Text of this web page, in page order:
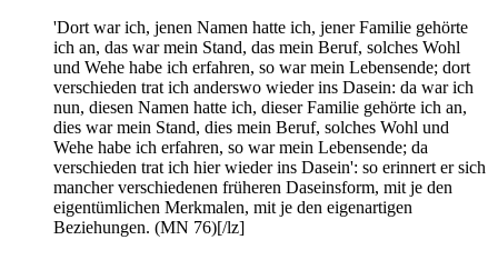
'Dort war ich, jenen Namen hatte ich, jener Familie gehörte
ich an, das war mein Stand, das mein Beruf, solches Wohl
und Wehe habe ich erfahren, so war mein Lebensende; dort
verschieden trat ich anderswo wieder ins Dasein: da war ich
nun, diesen Namen hatte ich, dieser Familie gehörte ich an,
dies war mein Stand, dies mein Beruf, solches Wohl und
Wehe habe ich erfahren, so war mein Lebensende; da
verschieden trat ich hier wieder ins Dasein': so erinnert er sich
mancher verschiedenen früheren Daseinsform, mit je den
eigentümlichen Merkmalen, mit je den eigenartigen
Beziehungen. (MN 76)[/lz]